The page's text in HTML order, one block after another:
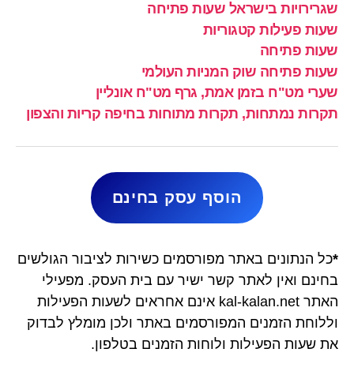
שגרירויות בישראל שעות פתיחה
שעות פעילות קטגוריות
שעות פתיחה
שעות פתיחה שוק המניות העולמי
שערי מט"ח בזמן אמת, גרף מט"ח אונליין
תקרות נמתחות, תקרות מתוחות בחיפה קריות והצפון
הוסף עסק בחינם
*כל הנתונים באתר מפורסמים כשירות לציבור הגולשים
בחינם ואין לאתר קשר ישיר עם בית העסק. מפעילי
האתר kal-kalan.net אינם אחראים לשעות הפעילות
וללוחת הזמנים המפורסמים באתר ולכן מומלץ לבדוק
את שעות הפעילות ולוחות הזמנים בטלפון.